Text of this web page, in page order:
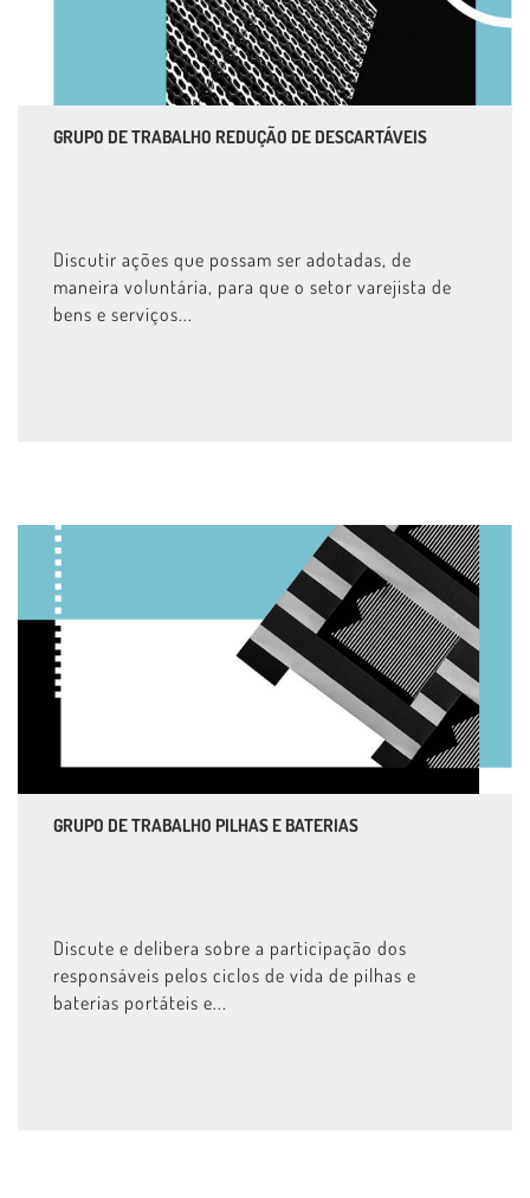
GRUPO DE TRABALHO REDUÇÃO DE DESCARTÁVEIS
Discutir ações que possam ser adotadas, de
maneira voluntária, para que o setor varejista de
bens e serviços...
GRUPO DE TRABALHO PILHAS E BATERIAS
Discute e delibera sobre a participação dos
responsáveis pelos ciclos de vida de pilhas e
baterias portáteis e...